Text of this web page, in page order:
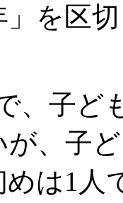
」を区
、子
が、子
は1人